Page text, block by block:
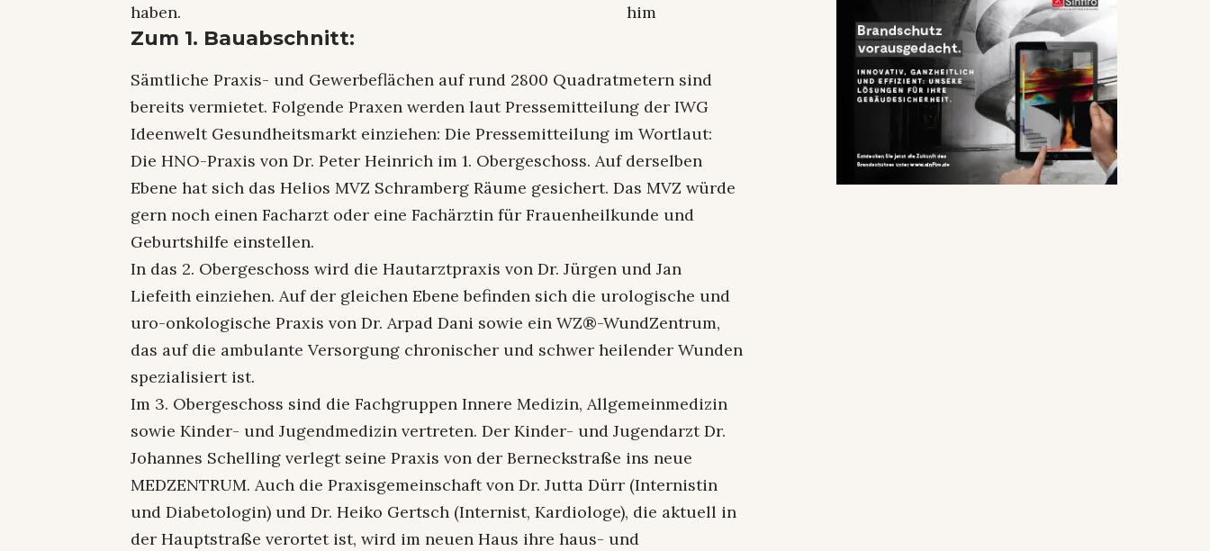
haben. him
Zum 1. Bauabschnitt:
Sämtliche Praxis- und Gewerbeflächen auf rund 2800 Quadratmetern sind
bereits vermietet. Folgende Praxen werden laut Pressemitteilung der IWG
Ideenwelt Gesundheitsmarkt einziehen: Die Pressemitteilung im Wortlaut:
Die HNO-Praxis von Dr. Peter Heinrich im 1. Obergeschoss. Auf derselben
Ebene hat sich das Helios MVZ Schramberg Räume gesichert. Das MVZ würde
gern noch einen Facharzt oder eine Fachärztin für Frauenheilkunde und
Geburtshilfe einstellen.
In das 2. Obergeschoss wird die Hautarztpraxis von Dr. Jürgen und Jan
Liefeith einziehen. Auf der gleichen Ebene befinden sich die urologische und
uro-onkologische Praxis von Dr. Arpad Dani sowie ein WZ®-WundZentrum,
das auf die ambulante Versorgung chronischer und schwer heilender Wunden
spezialisiert ist.
Im 3. Obergeschoss sind die Fachgruppen Innere Medizin, Allgemeinmedizin
sowie Kinder- und Jugendmedizin vertreten. Der Kinder- und Jugendarzt Dr.
Johannes Schelling verlegt seine Praxis von der Berneckstraße ins neue
MEDZENTRUM. Auch die Praxisgemeinschaft von Dr. Jutta Dürr (Internistin
und Diabetologin) und Dr. Heiko Gertsch (Internist, Kardiologe), die aktuell in
der Hauptstraße verortet ist, wird im neuen Haus ihre haus- und